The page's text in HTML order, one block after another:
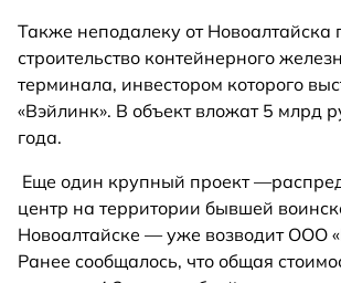
Также неподалеку от Новоалтайска
строительство контейнерного
терминала, инвестором которого
«Вэйлинк». В объект вложат 5 млрд
года.
Еще один крупный проект
центр на территории бывшей
Новоалтайске — уже возводит ООО
Ранее сообщалось, что общая